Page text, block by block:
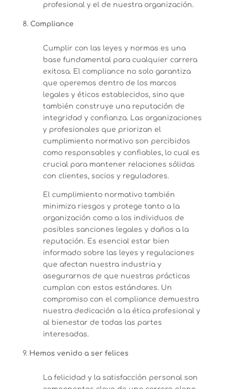
profesional y el de nuestra organización.
Compliance
Cumplir con las leyes y normas es una
base fundamental para cualquier carrera
exitosa. El compliance no solo garantiza
que operemos dentro de los marcos
legales y éticos establecidos, sino que
también construye una reputación de
integridad y confianza. Las organizaciones
y profesionales que priorizan el
cumplimiento normativo son percibidos
como responsables y confiables, lo cual es
crucial para mantener relaciones sólidas
con clientes, socios y reguladores.
El cumplimiento normativo también
minimiza riesgos y protege tanto a la
organización como a los individuos de
posibles sanciones legales y daños a la
reputación. Es esencial estar bien
informado sobre las leyes y regulaciones
que afectan nuestra industria y
asegurarnos de que nuestras prácticas
cumplan con estos estándares. Un
compromiso con el compliance demuestra
nuestra dedicación a la ética profesional y
al bienestar de todas las partes
interesadas.
Hemos venido a ser felices
La felicidad y la satisfacción personal son